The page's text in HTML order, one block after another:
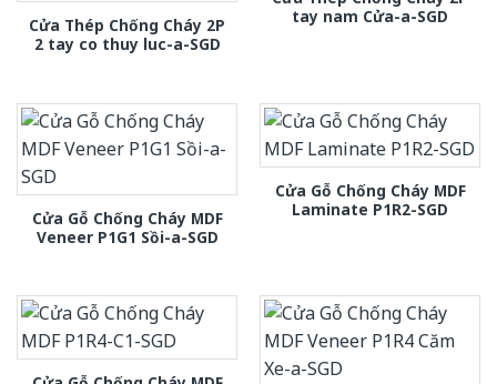
Cửa Thép Chống Cháy 2P
2 tay co thuy luc-a-SGD
tay nam Cửa-a-SGD
Cửa Gỗ Chống Cháy MDF
Veneer P1G1 Sồi-a-SGD
Cửa Gỗ Chống Cháy MDF
Laminate P1R2-SGD